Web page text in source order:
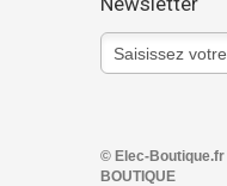
© Elec-
BOUTIQUE